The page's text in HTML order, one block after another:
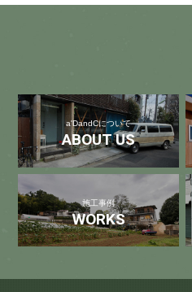
a'DandCについて
ABOUT US
施工事例
WORKS